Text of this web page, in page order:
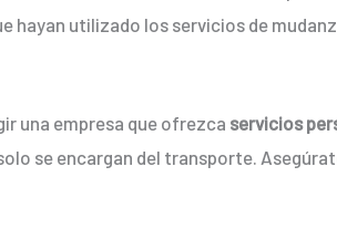
hayan utilizado los servicios de
una empresa que ofrezca servicios
se encargan del transporte.